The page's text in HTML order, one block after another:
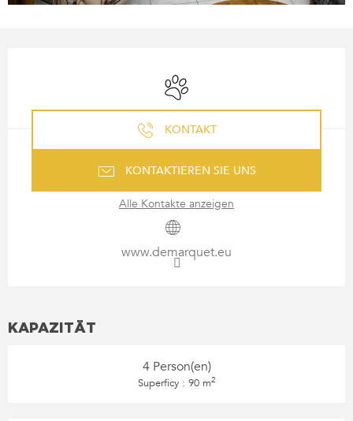
Tiere erlaubt
KONTAKT
KONTAKTIEREN SIE UNS
Alle Kontakte anzeigen
www.demarquet.eu
KAPAZITÄT
4 Person(en)
Superficy : 90 m2